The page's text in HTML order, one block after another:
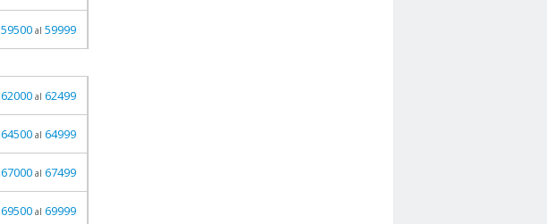
59500 al 59999
62000 al 62499
64500 al 64999
67000 al 67499
69500 al 69999